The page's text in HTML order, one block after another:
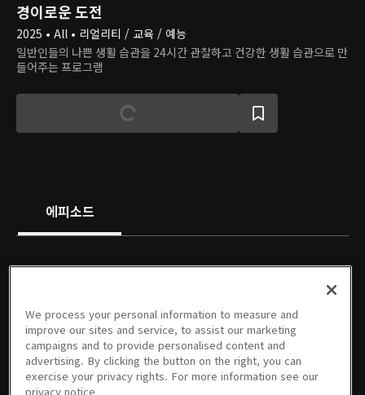
경이로운 도전
2025 • All • 리얼리티 / 교육 / 예능
일반인들의 나쁜 생활 습관을 24시간 관찰하고 건강한 생활 습관으로 만
들어주는 프로그램
에피소드
1회
07/18/2025 • 48분
2회
08/01/2025 • 48분
3회
08/08/2025 • 48분
4회
08/15/2025 • 48분
5회
08/22/2025 • 48분
We process your personal information to measure and
improve our sites and service, to assist our marketing
campaigns and to provide personalised content and
advertising. By clicking the button on the right, you can
exercise your privacy rights. For more information see our
privacy notice